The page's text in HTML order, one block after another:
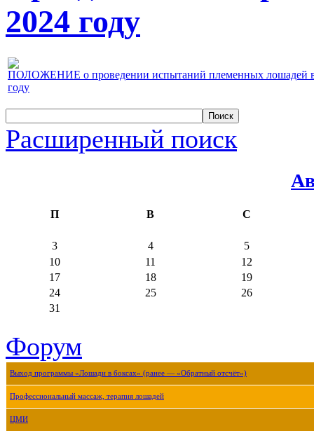
2024 году
ПОЛОЖЕНИЕ о проведении испытаний племенных лошадей
году
Расширенный поиск
П В С
3 4
5
10
11
12
17
18
19
24
25
26
31
Форум
Выход программы «Лошади в боксах» (ранее — «Обратный отсчёт»)
Профессиональный массаж, терапия лошадей
ЦМИ